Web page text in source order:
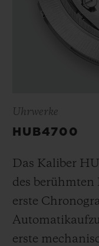
Uhrwerke
HUB4700
Das Kaliber
des berühmten
erste
erste